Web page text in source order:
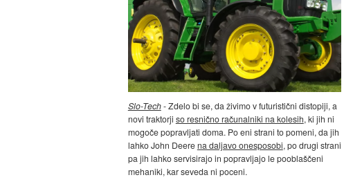
Slo-Tech- Zdelo bi se, da živimo v futuristični distopiji, a
novi traktorji so resnično računalniki na kolesih, ki jih ni
mogoče popravljati doma. Po eni strani to pomeni, da jih
lahko John Deerena daljavo onesposobi, po drugi strani
pa jih lahko servisirajo in popravljajo le pooblaščeni
mehaniki, kar seveda ni poceni.